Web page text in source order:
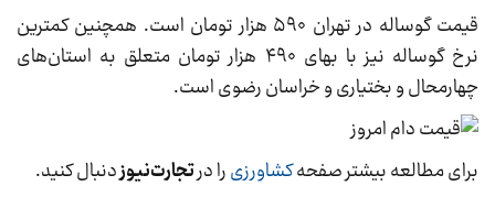
قیمت گوساله در تهران ۵۹۰ هزار تومان است. همچنین کمترین
نرخ گوساله نیز با بهای ۴۹۰ هزار تومان متعلق به استان‌های
چهارمحال و بختیاری و خراسان رضوی است.
برای مطالعه بیشتر صفحهکشاورزیرا درتجارت‌نیوزدنبال کنید.